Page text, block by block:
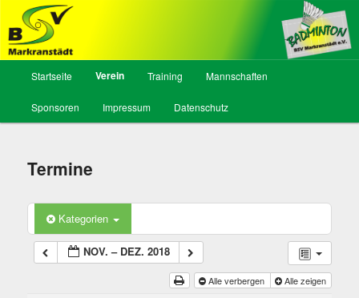
BSV Markranstädt, Abt. Badminton
Zum
Inhalt
Startseite Verein Training Mannschaften
Sponsoren Impressum Datenschutz
Termine
Kategorien
NOV. – DEZ. 2018
Alle verbergen Alle zeigen